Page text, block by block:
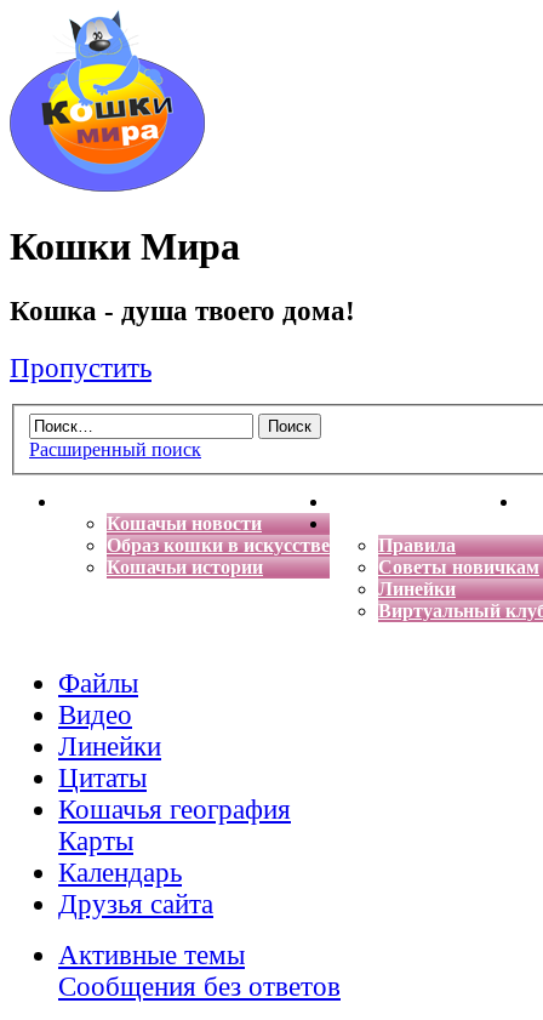
Кошки Мира
Кошка - душа твоего дома!
Пропустить
Расширенный поиск
Кошачьи новости
Образ кошки в искусстве
Кошачьи истории
Энциклопедия кошек
Правила
Советы новичкам
Линейки
Виртуальный
Файлы
Видео
Линейки
Цитаты
Кошачья география
Карты
Календарь
Друзья сайта
Активные темы
Сообщения без ответов